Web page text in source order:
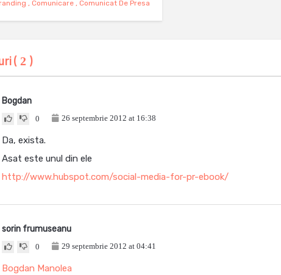
, Comunicare , Comunicat De Presa
( 2 )
Bogdan
0 26 septembrie 2012 at 16:38
Da, exista.
Asat este unul din ele
http://www.hubspot.com/social-media-for-pr-ebook/
sorin frumuseanu
0 29 septembrie 2012 at 04:41
Bogdan Manolea